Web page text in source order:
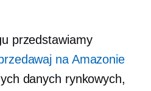
przedstawiamy
na Amazonie
danych rynkowych,